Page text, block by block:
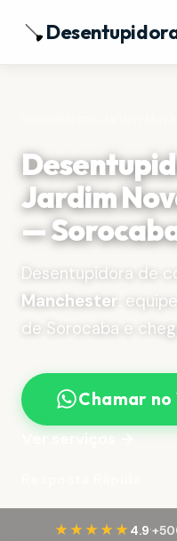
Jardim
—
Desentupidora de
Manchester :
de Sorocaba e
Chamar
Ver serviços →
★★★★★ 4.9·